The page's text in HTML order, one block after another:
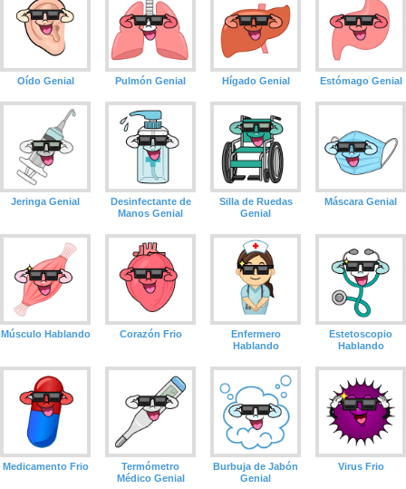
Oído Genial Pulmón Genial Hígado Genial Estómago Genial
Jeringa Genial
Desinfectante de
Manos Genial
Silla de Ruedas
Genial
Máscara Genial
Músculo Hablando Corazón Frio
Enfermero
Hablando
Estetoscopio
Hablando
Medicamento Frio
Termómetro
Médico Genial
Burbuja de Jabón
Genial
Virus Frio